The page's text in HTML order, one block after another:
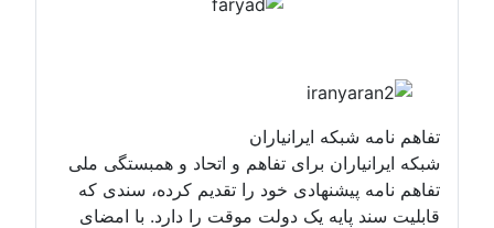
تفاهم نامه شبکه ایرانیاران
شبکه ایرانیاران برای تفاهم و اتحاد و همبستگی ملی
تفاهم نامه پیشنهادی خود را تقدیم کرده، سندی که
قابلیت سند پایه یک دولت موقت را دارد. با امضای